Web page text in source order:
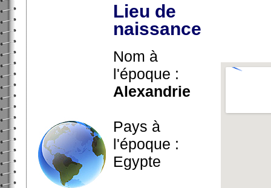
Lieu de
naissance
Nom à
l'époque :
Alexandrie
Pays à
l'époque :
Egypte